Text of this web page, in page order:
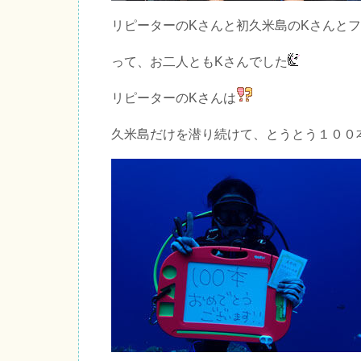
リピーターのKさんと初久米島のKさんと
って、お二人ともKさんでした
リピーターのKさんは
久米島だけを潜り続けて、とうとう１００